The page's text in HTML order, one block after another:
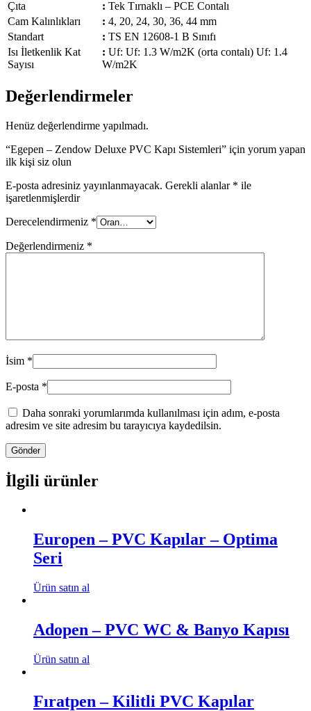
Çıta
: Tek Tırnaklı – PCE Contalı
Cam Kalınlıkları
: 4, 20, 24, 30, 36, 44 mm
Standart
: TS EN 12608-1 B Sınıfı
Isı İletkenlik Kat
Sayısı
: Uf: Uf: 1.3 W/m2K (orta contalı) Uf: 1.4
W/m2K
Değerlendirmeler
Henüz değerlendirme yapılmadı.
“Egepen – Zendow Deluxe PVC Kapı Sistemleri” için yorum yapan
ilk kişi siz olun
E-posta adresiniz yayınlanmayacak. Gerekli alanlar * ile
işaretlenmişlerdir
Derecelendirmeniz *
Değerlendirmeniz *
İsim *
E-posta *
Daha sonraki yorumlarımda kullanılması için adım, e-posta
adresim ve site adresim bu tarayıcıya kaydedilsin.
İlgili ürünler
Europen – PVC Kapılar – Optima
Seri
Ürün satın al
Adopen – PVC WC & Banyo Kapısı
Ürün satın al
Fıratpen – Kilitli PVC Kapılar